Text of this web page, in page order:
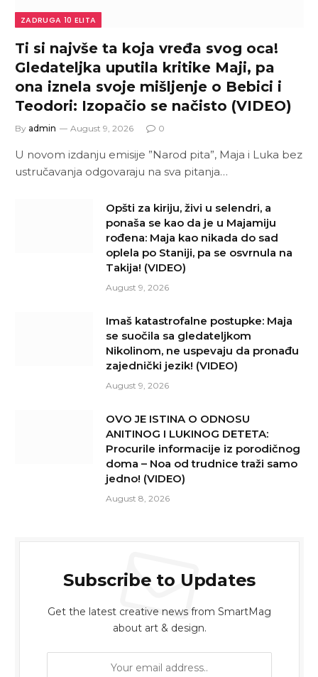
ZADRUGA 10 ELITA
Ti si najvše ta koja vređa svog oca!
Gledateljka uputila kritike Maji, pa
ona iznela svoje mišljenje o Bebici i
Teodori: Izopačio se načisto (VIDEO)
By admin August 9, 2026 0
U novom izdanju emisije ”Narod pita”, Maja i Luka bez
ustručavanja odgovaraju na sva pitanja…
Opšti za kiriju, živi u selendri, a
ponaša se kao da je u Majamiju
rođena: Maja kao nikada do sad
oplela po Staniji, pa se osvrnula na
Takija! (VIDEO)
August 9, 2026
Imaš katastrofalne postupke: Maja
se suočila sa gledateljkom
Nikolinom, ne uspevaju da pronađu
zajednički jezik! (VIDEO)
August 9, 2026
OVO JE ISTINA O ODNOSU
ANITINOG I LUKINOG DETETA:
Procurile informacije iz porodičnog
doma – Noa od trudnice traži samo
jedno! (VIDEO)
August 8, 2026
Subscribe to Updates
Get the latest creative news from SmartMag
about art & design.